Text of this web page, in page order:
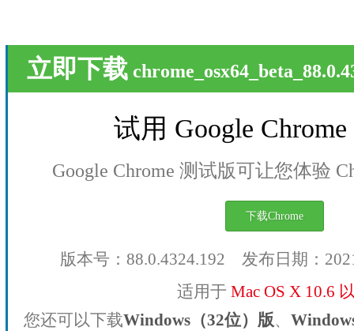
立即下载
试用 Google
Google Chrome 测试版可让您体验
下载Chrome
版本号：88.0.4324.192 发布日期：
适用于 Mac OS X 10.6
您还可以下载Windows（32位）版、